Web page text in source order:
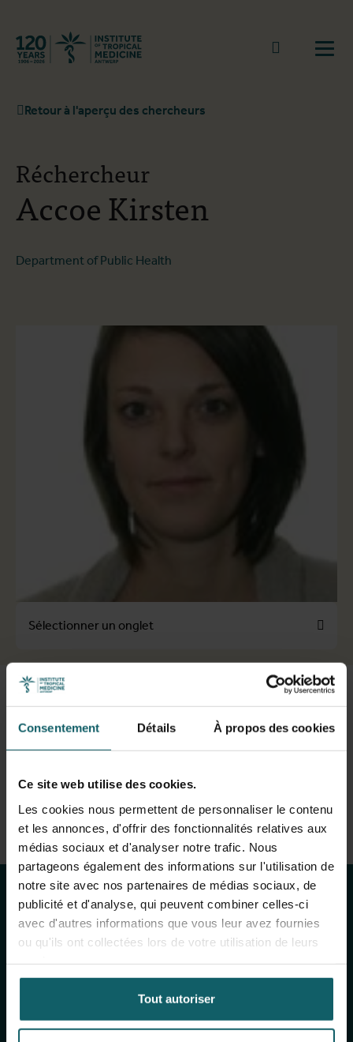
Consentement Détails À propos des cookies
Ce site web utilise des cookies.
Les cookies nous permettent de personnaliser le contenu
et les annonces, d'offrir des fonctionnalités relatives aux
médias sociaux et d'analyser notre trafic. Nous
partageons également des informations sur l'utilisation de
notre site avec nos partenaires de médias sociaux, de
publicité et d'analyse, qui peuvent combiner celles-ci
avec d'autres informations que vous leur avez fournies
ou qu'ils ont collectées lors de votre utilisation de leurs
Tout autoriser
Retourner à la page d'accueil
go to
Retour à l'aperçu des chercheurs
Accoe Kirsten
Réchercheur
Department of Public Health
Sélectionner un onglet
Voir la liste complète des publications
View full fingerprint
Voir la liste complète des projéts
Expertise in health policy systems research (HPSR), more
over in participatory action research, qualitatitive
research methods, implementation research on health
systems, resilience & fragility, capacity building of local
Restez au courant
des activités de
l'IMT
Inscrivez-vous à notre newsletter générale
(mensuelle) et à The Healthropist (bimestrielle),
pour recevoir des informations sur nos